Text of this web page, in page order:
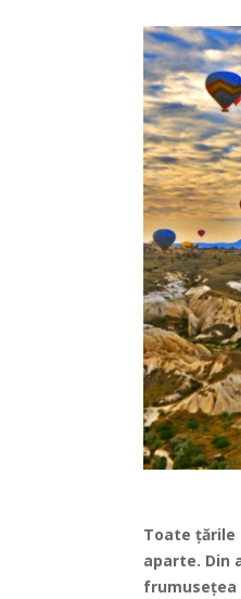
Toate țările
aparte. Din
frumusețea